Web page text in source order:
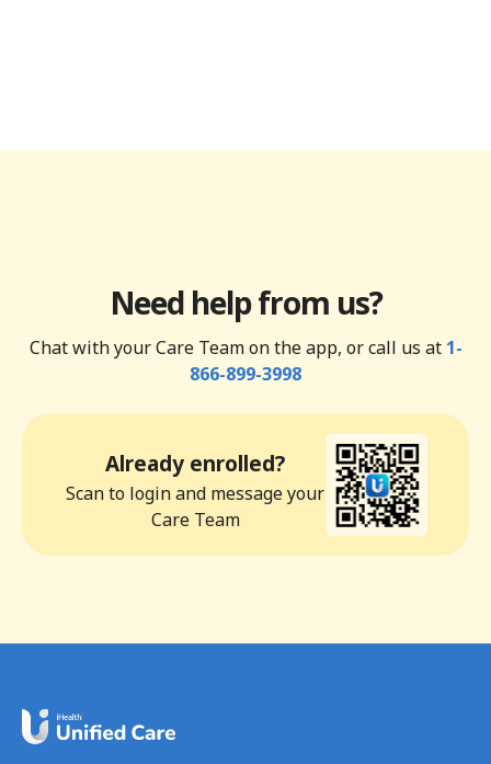
Need help from us?
Chat with your Care Team on the app, or call us at 1-
866-899-3998
Already enrolled?
Scan to login and message your
Care Team